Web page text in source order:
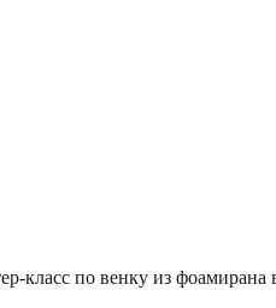
класс по венку из фоамирана